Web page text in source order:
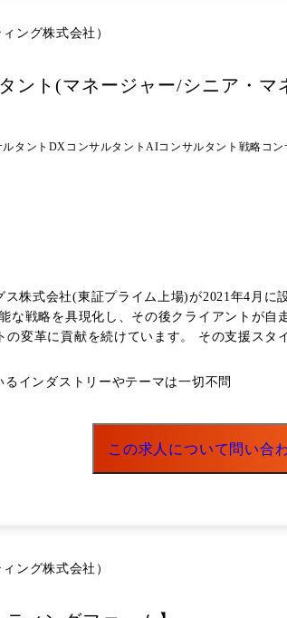
ング株式会社）
ント(マネージャー/シニア・マ
タント DXコンサルタントAIコンサルタント 戦略コン
株式会社(東証プライム上場)が2021年4月
具現化し、その後クライアントが自走できるま
変革に貢献を続けています。 その支援ス
るためには戦略やビジネスモデル構築に加
案からその実行までEnd to Endで支援を行っております
・エンターテイメント企業:新規事業立案支
推進支援、人工知能技術の社会実装支援、
術活用支援コンサルティング など
インダストリーやテーマは一切不問
この求人について問い合
ング株式会社）